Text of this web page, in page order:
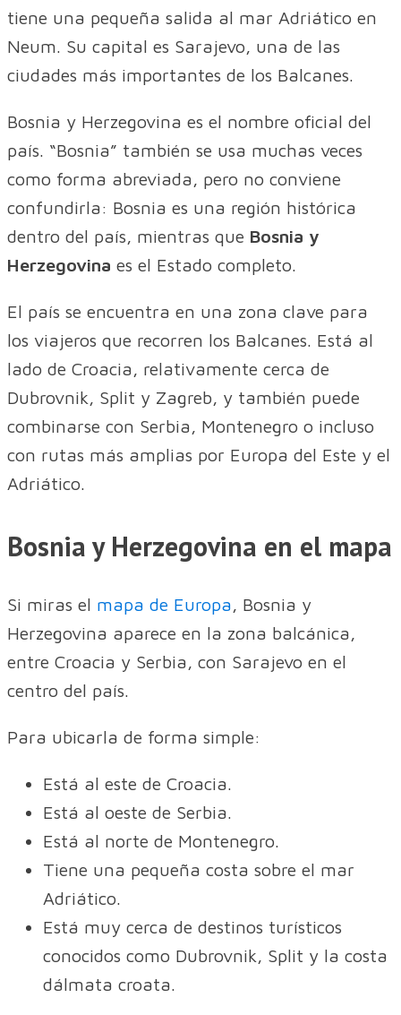
tiene una pequeña salida al mar Adriático en
Neum. Su capital es Sarajevo, una de las
ciudades más importantes de los Balcanes.
Bosnia y Herzegovina es el nombre oficial del
país. “Bosnia” también se usa muchas veces
como forma abreviada, pero no conviene
confundirla: Bosnia es una región histórica
dentro del país, mientras que Bosnia y
Herzegovina es el Estado completo.
El país se encuentra en una zona clave para
los viajeros que recorren los Balcanes. Está al
lado de Croacia, relativamente cerca de
Dubrovnik, Split y Zagreb, y también puede
combinarse con Serbia, Montenegro o incluso
con rutas más amplias por Europa del Este y el
Adriático.
Bosnia y Herzegovina en el mapa
Si miras el mapa de Europa , Bosnia y
Herzegovina aparece en la zona balcánica,
entre Croacia y Serbia, con Sarajevo en el
centro del país.
Para ubicarla de forma simple:
Está al este de Croacia.
Está al oeste de Serbia.
Está al norte de Montenegro.
Tiene una pequeña costa sobre el mar
Adriático.
Está muy cerca de destinos turísticos
conocidos como Dubrovnik, Split y la costa
dálmata croata.